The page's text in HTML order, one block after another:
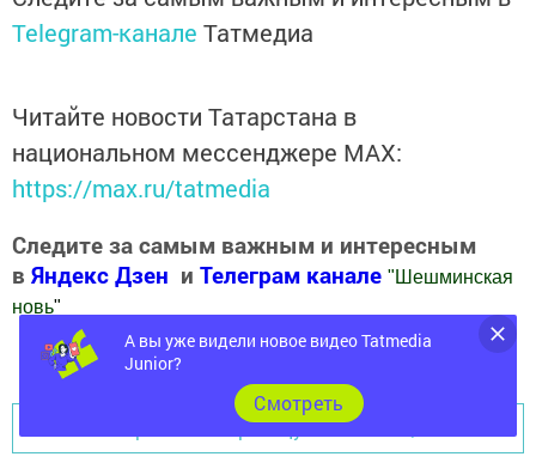
Telegram-канале Татмедиа
Читайте новости Татарстана в
национальном мессенджере MАХ:
https://max.ru/tatmedia
Следите за самым важным и интересным
в Яндекс Дзен и Телеграм канале " Шешминская
новь"
Добавить Шешминскую новь в Яндекс.Новости
Перейти на страницу новости
А вы уже видели новое видео Tatmedia
Junior?
Cмотреть